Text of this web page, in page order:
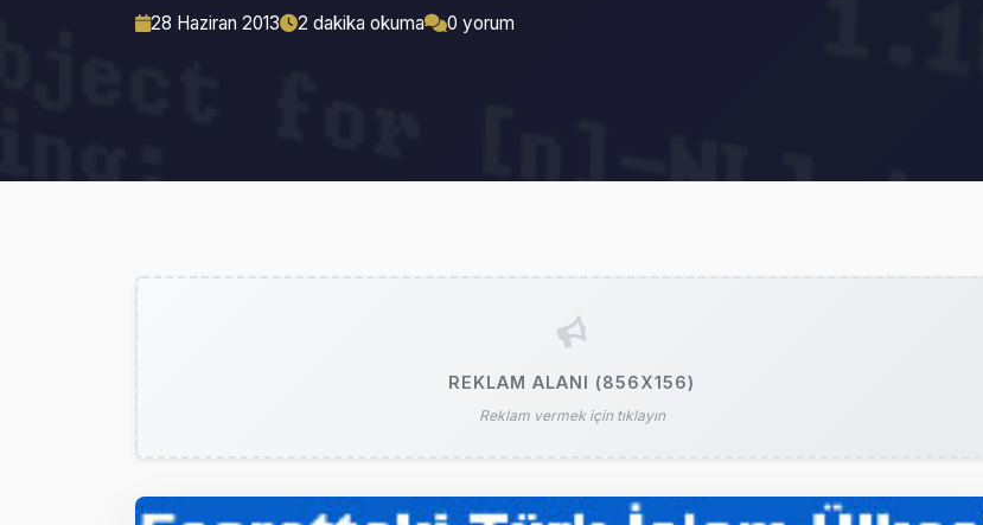
28 Haziran 2013 2 dakika okuma 0 yorum
REKLAM ALANI (856X156)
Reklam vermek için tıklayın